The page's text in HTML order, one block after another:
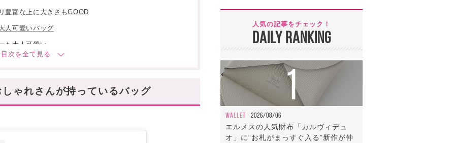
豊富な上に大きさもGOOD
人可愛いバッグ
も大人可愛い
! ゃれさんが持っているバッグ
人気の記事をチェック！
DAILY RANKING
1
WALLET 2026/08/06
エルメスの人気財布「カルヴィデュ
オ」に“お札がまっすぐ入る”新作が仲